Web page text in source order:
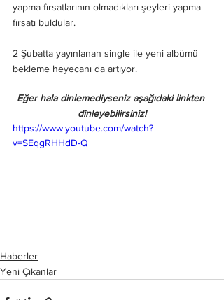
yapma fırsatlarının olmadıkları şeyleri yapma
fırsatı buldular.
2 Şubatta yayınlanan single ile yeni albümü
bekleme heyecanı da artıyor.
Eğer hala dinlemediyseniz aşağıdaki linkten
dinleyebilirsiniz!
https://www.youtube.com/watch?
v=SEqgRHHdD-Q
Haberler
Yeni Çıkanlar